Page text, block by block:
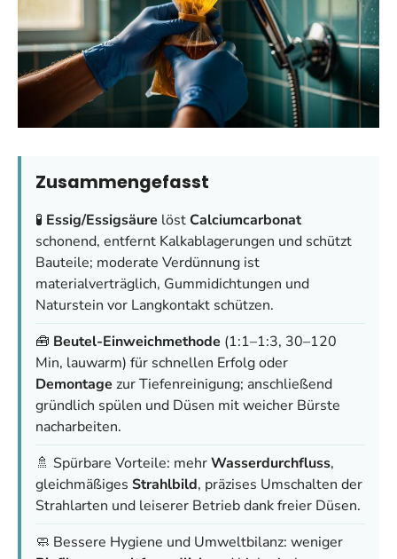
Zusammengefasst
🧪 Essig/Essigsäure löstCalciumcarbonat
schonend, entfernt Kalkablagerungen und schützt
Bauteile; moderate Verdünnung ist
materialverträglich, Gummidichtungen und
Naturstein vor Langkontakt schützen.
🧰 Beutel-Einweichmethode (1:1–1:3, 30–120
Min, lauwarm) für schnellen Erfolg oder
Demontage zur Tiefenreinigung; anschließend
gründlich spülen und Düsen mit weicher Bürste
nacharbeiten.
🚿 Spürbare Vorteile: mehrWasserdurchfluss,
gleichmäßiges Strahlbild, präzises Umschalten der
Strahlarten und leiserer Betrieb dank freier Düsen.
🧼 Bessere Hygiene und Umweltbilanz: weniger